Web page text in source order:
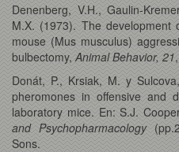
Denenberg, V.H., Gaulin-
M.X. (1973). The development
mouse (Mus musculus)
bulbectomy, Animal Behavior, 21
Donát, P., Krsiak, M. y
pheromones in offensive and
laboratory mice. En: S.J.
and Psychopharmacology
Sons.